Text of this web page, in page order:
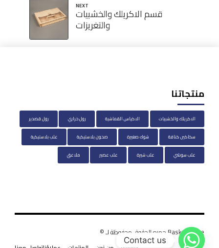
NEXT
قسم الاكريلك والخشبيات
والتغريزات
منتجاتنا
الاكريلك والخشبيات الاكياس القماشية رول حراري رول قصدير
سكاكين كنافة شوك صغيرة صحون بلاستيكية علب بلاستيكية
علب سوشي علب شيرة علب عصير ملاعق
BasketHouse جميع الحقوق محفوظة لـ ©
Contact us